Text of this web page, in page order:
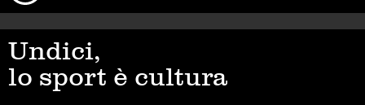
Undici,
lo sport è cultura